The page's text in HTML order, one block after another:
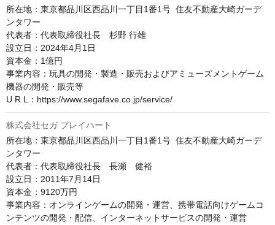
所在地：東京都品川区西品川一丁目1番1号  住友不動産大崎ガーデ
ンタワー
代表者：代表取締役社長　杉野 行雄
設立日：2024年4月1日
資本金：1億円
事業内容：玩具の開発・製造・販売およびアミューズメントゲーム
機器の開発・販売等
U R L：https://www.segafave.co.jp/service/
株式会社セガ プレイハート
所在地：東京都品川区西品川一丁目1番1号  住友不動産大崎ガーデ
ンタワー
代表者：代表取締役社長　長瀬　健裕
設立日：2011年7月14日
資本金：9120万円
事業内容：オンラインゲームの開発・運営、携帯電話向けゲームコ
ンテンツの開発・配信、インターネットサービスの開発・運営